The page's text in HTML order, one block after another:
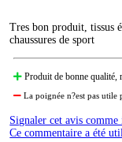
Tres bon produit, tissus
chaussures de sport
Produit de bonne qualité,
La poignée n?est pas
Signaler cet avis
Ce commentaire a été